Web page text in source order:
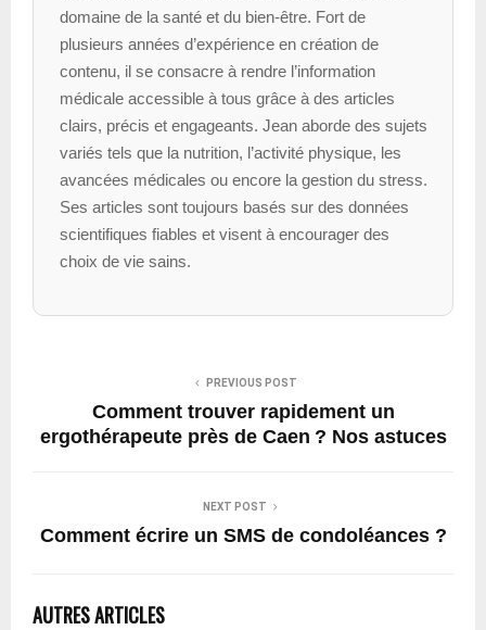
domaine de la santé et du bien-être. Fort de
plusieurs années d’expérience en création de
contenu, il se consacre à rendre l’information
médicale accessible à tous grâce à des articles
clairs, précis et engageants. Jean aborde des sujets
variés tels que la nutrition, l’activité physique, les
avancées médicales ou encore la gestion du stress.
Ses articles sont toujours basés sur des données
scientifiques fiables et visent à encourager des
choix de vie sains.
PREVIOUS POST
Comment trouver rapidement un
ergothérapeute près de Caen ? Nos astuces
NEXT POST
Comment écrire un SMS de condoléances ?
AUTRES ARTICLES